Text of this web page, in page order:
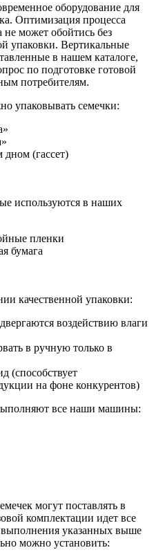
оборудование для
Оптимизация процесса
не может обойтись без
упаковки. Вертикальные
в нашем каталоге,
по подготовке готовой
потребителям.
упаковывать семечки:
(гассет)
используются в наших
пленки
бумага
качественной упаковки:
воздействию влаги
в ручную только в
(способствует
на фоне конкурентов)
все наши машины:
могут поставлять в
комплектации идет все
выполнения указанных выше
можно установить: